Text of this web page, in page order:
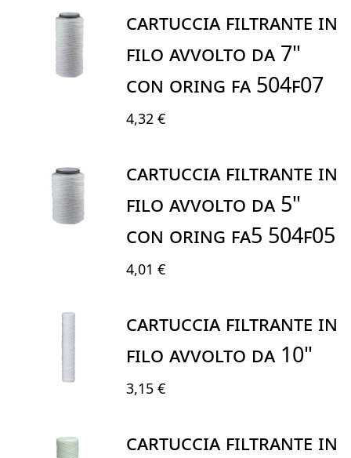
CARTUCCIA FILTRANTE IN
FILO AVVOLTO DA 7"
CON ORING FA 504F07
4,32 €
CARTUCCIA FILTRANTE IN
FILO AVVOLTO DA 5"
CON ORING FA5 504F05
4,01 €
CARTUCCIA FILTRANTE IN
FILO AVVOLTO DA 10"
3,15 €
CARTUCCIA FILTRANTE IN